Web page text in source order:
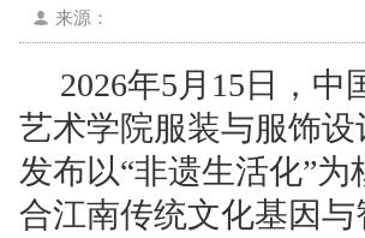
来源：
2026年5月15日，
艺术学院服装与服饰
发布以“非遗生活化”
合江南传统文化基因